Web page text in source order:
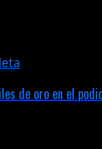
de oro en el